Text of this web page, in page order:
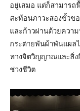
อยู่เสมอ แต่ก็สามารถ
สะท้อนภาวะสองขั้วข
และก้าวผ่านด้วยควา
กระต่ายพันผ้าพันแผล
ทางจิตวิญญาณและสิ่ง
ช่วงชีวิต